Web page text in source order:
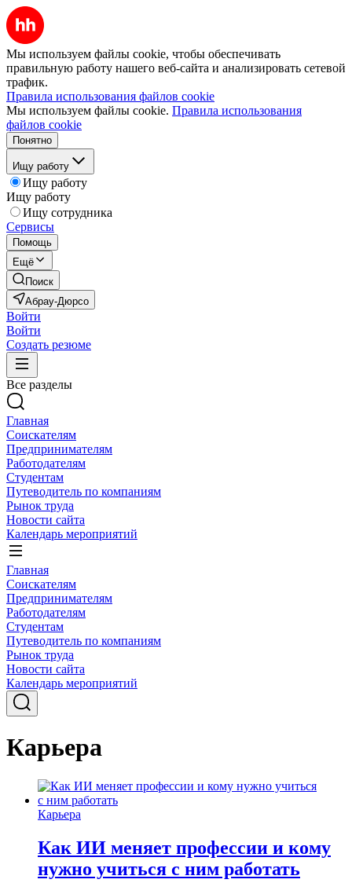
Мы используем файлы cookie, чтобы обеспечивать
правильную работу нашего веб-сайта и анализировать сетевой
трафик.
Правила использования файлов cookie
Мы используем файлы cookie. Правила использования
файлов cookie
Понятно
Ищу работу
Ищу работу
Ищу работу
Ищу сотрудника
Сервисы
Помощь
Ещё
Поиск
Абрау-Дюрсо
Войти
Войти
Создать резюме
Все разделы
Главная
Соискателям
Предпринимателям
Работодателям
Студентам
Путеводитель по компаниям
Рынок труда
Новости сайта
Календарь мероприятий
Главная
Соискателям
Предпринимателям
Работодателям
Студентам
Путеводитель по компаниям
Рынок труда
Новости сайта
Календарь мероприятий
Карьера
Карьера
Как ИИ меняет профессии и кому
нужно учиться с ним работать